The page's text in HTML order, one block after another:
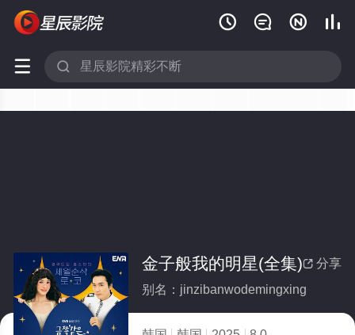
   
 
 分享
金子般我的明星(全集)
别名：jinzibanwodemingxing